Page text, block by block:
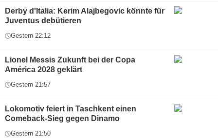
Derby d'Italia: Kerim Alajbegovic könnte für
Juventus debütieren
Gestern 22:12
Lionel Messis Zukunft bei der Copa
América 2028 geklärt
Gestern 21:57
Lokomotiv feiert in Taschkent einen
Comeback-Sieg gegen Dinamo
Gestern 21:50